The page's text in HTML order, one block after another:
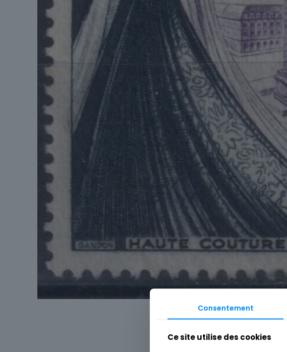
Description
Consentement
Ce site utilise des cookies